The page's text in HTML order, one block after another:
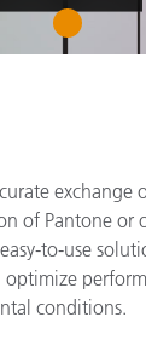
製紙
建築
耐久
1
exchange
of Pantone or
to-use
conditions.